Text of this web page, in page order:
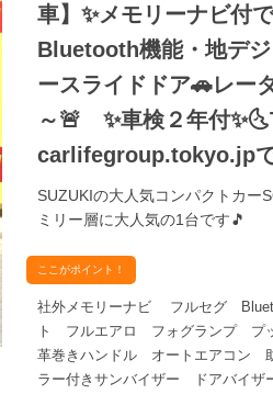
車】✨メモリーナビ付
Bluetooth機能・地デ
ースライドドア🚗レー
～🚨 ✨車検２年付
carlifegroup.tokyo.jpで
SUZUKIの大人気コンパクトカー
ミリー層に大人気の1台です🎵
ここがポイント！
社外メモリーナビ フルセグ
ト フルエアロ フォグランプ プ
革巻きハンドル オートエアコン
ラー付きサンバイザー ドアバイ